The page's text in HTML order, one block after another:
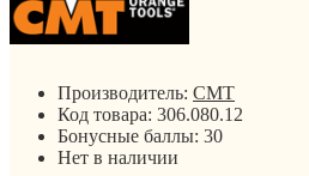
Производитель: CMT
Код товара: 306.080.12
Бонусные баллы: 30
Нет в наличии